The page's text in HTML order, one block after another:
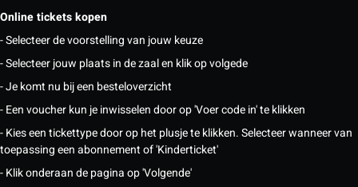
Online tickets kopen
- Selecteer de voorstelling van jouw keuze
- Selecteer jouw plaats in de zaal en klik op volgede
- Je komt nu bij een besteloverzicht
- Een voucher kun je inwisselen door op 'Voer code in' te klikken
- Kies een tickettype door op het plusje te klikken. Selecteer wanneer van
toepassing een abonnement of 'Kinderticket'
- Klik onderaan de pagina op 'Volgende'